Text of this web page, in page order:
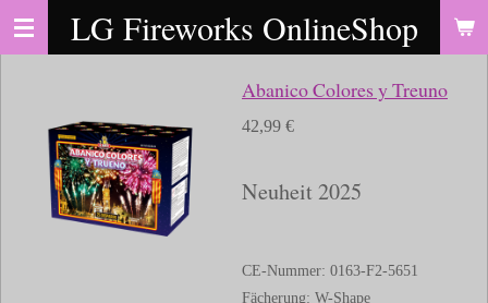
Zum
LG Fireworks OnlineShop
Abanico Colores y Treuno
42,99 €
Neuheit 2025
CE-Nummer: 0163-F2-5651
Fächerung: W-Shape